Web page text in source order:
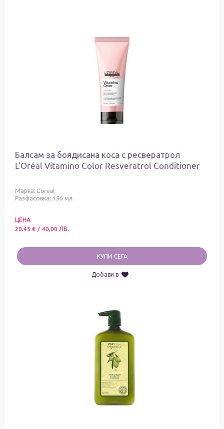
Балсам за боядисана коса с ресвератрол
L'Oréal Vitamino Color Resveratrol Conditioner
Марка: L'oreal
Разфасовка: 150 мл.
ЦЕНА
20.45 € / 40,00 ЛВ.
КУПИ СЕГА
Добави в